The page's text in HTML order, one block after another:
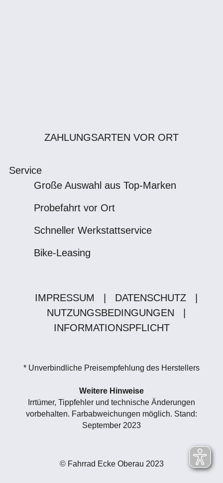
ZAHLUNGSARTEN VOR ORT
Service
Große Auswahl aus Top-Marken
Probefahrt vor Ort
Schneller Werkstattservice
Bike-Leasing
IMPRESSUM DATENSCHUTZ
NUTZUNGSBEDINGUNGEN
INFORMATIONSPFLICHT
* Unverbindliche Preisempfehlung des Herstellers
Weitere Hinweise
Irrtümer, Tippfehler und technische Änderungen
vorbehalten. Farbabweichungen möglich. Stand:
September 2023
© Fahrrad Ecke Oberau 2023